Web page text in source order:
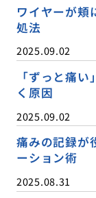
ワイヤーが頬
処法
2025.09.02
「ずっと痛
く原因
2025.09.02
痛みの記録が
ーション術
2025.08.31